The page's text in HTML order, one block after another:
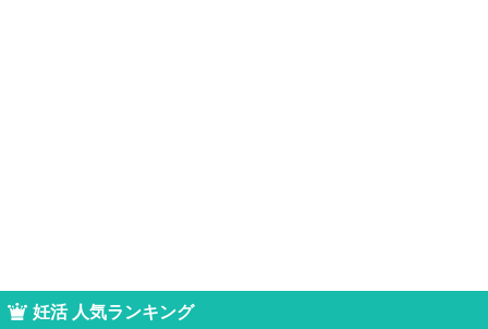
妊活 人気ランキング